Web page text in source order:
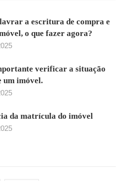
a escritura de compra e
o que fazer agora?
verificar a situação
um imóvel.
da matrícula do imóvel